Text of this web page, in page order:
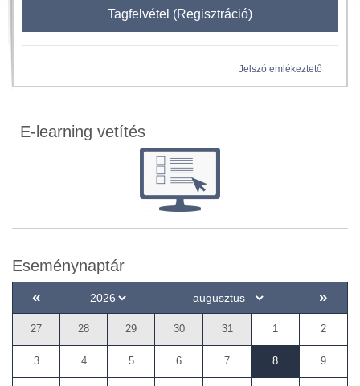
Tagfelvétel (Regisztráció)
Jelszó emlékeztető
E-learning vetítés
Eseménynaptár
« »
27 28 29 30 31 1 2
3 4 5 6 7 8 9